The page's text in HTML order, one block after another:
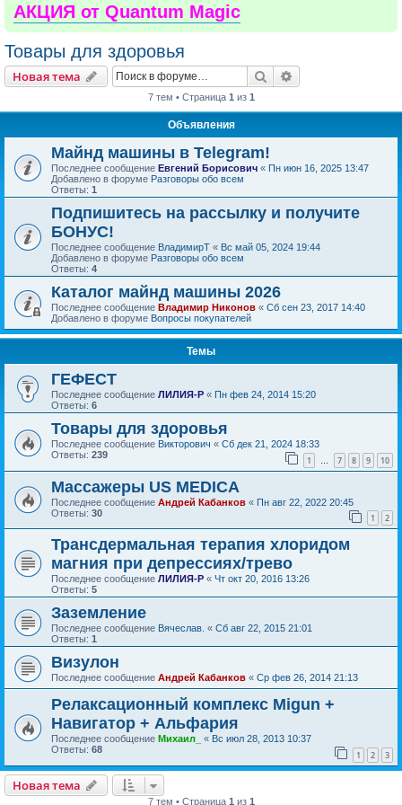
АКЦИЯ от Quantum Magic
Товары для здоровья
Новая тема Поиск
7 тем • Страница 1 из 1
Объявления
Майнд машины в Telegram!
Последнее сообщение Евгений Борисович « Пн июн 16, 2025 13:47
Добавлено в форуме Разговоры обо всем
Ответы: 1
Подпишитесь на рассылку и получите
БОНУС!
Последнее сообщение ВладимирТ « Вс май 05, 2024 19:44
Добавлено в форуме Разговоры обо всем
Ответы: 4
Каталог майнд машины 2026
Последнее сообщение Владимир Никонов « Сб сен 23, 2017 14:40
Добавлено в форуме Вопросы покупателей
Темы
ГЕФЕСТ
Последнее сообщение ЛИЛИЯ-Р « Пн фев 24, 2014 15:20
Ответы: 6
Товары для здоровья
Последнее сообщение Викторович « Сб дек 21, 2024 18:33
Ответы: 239 1 … 7 8 9 10
Массажеры US MEDICA
Последнее сообщение Андрей Кабанков « Пн авг 22, 2022 20:45
Ответы: 30 1 2
Трансдермальная терапия хлоридом
магния при депрессиях/трево
Последнее сообщение ЛИЛИЯ-Р « Чт окт 20, 2016 13:26
Ответы: 5
Заземление
Последнее сообщение Вячеслав. « Сб авг 22, 2015 21:01
Ответы: 1
Визулон
Последнее сообщение Андрей Кабанков « Ср фев 26, 2014 21:13
Релаксационный комплекс Migun +
Навигатор + Альфария
Последнее сообщение Михаил_ « Вс июл 28, 2013 10:37
Ответы: 68 1 2 3
Новая тема
7 тем • Страница 1 из 1